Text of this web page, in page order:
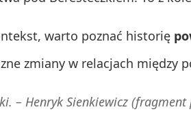
warto poznać historię
zmiany w relacjach między
– Henryk Sienkiewicz (fragment